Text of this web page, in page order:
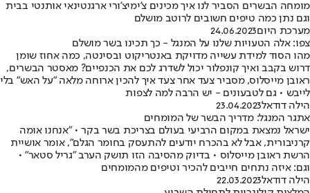
מומחה הבשרים הסביר לנו איך מכינים צ'ימיצ'ורי ארגנטינאי אותנטי בבית
וגם נתן כמה טיפים חשובים לרוטב מושלם
מערכת היום24.06.2023
צפו: אלה הטעויות שלנו על המנגל - כך תכינו בשר מושלם
מהו הסוד למידת עשייה מדויקת באנטריקוט ובסינטה, כמה אחוז שומן
דרוש בקבב ואיך קונפלור יכול לשדרג לכם את הכנפיים? מאסטר הבשרים,
ראובן מייסלוס, מסביר צעד אחר צעד איך להכין ארוחה מלאה "על האש" בלי
לייבש • גם לטבעונים - יש הרבה למה לצפות
הילה דודאל23.04.2023
אתגר המנגל: מדריך הבשר של המומחים
ישראל נמצאת במקום הרביעי בעולם בצריכת בשר בקר • "אנחנו אומה
קרניבורית, אבל לא בהכרח יודעים להתעסק בחומר הגלם", אומר אושיית
הרשת ראובן מייסלוס • בדיוק מהסיבה הזו תושק הערב "גריל סטאר" •
וגם: איזה נתחים חייבים להכיר וטיפים מהמומחים
הילה דודאל22.03.2023